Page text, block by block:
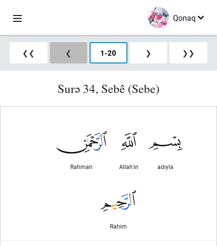
Qonaq
❮❮ ❮ 1-20 ❯ ❯❯
Surə 34, Sebê (Sebe)
adıyla
Allah'ın
Rahman
Rahim